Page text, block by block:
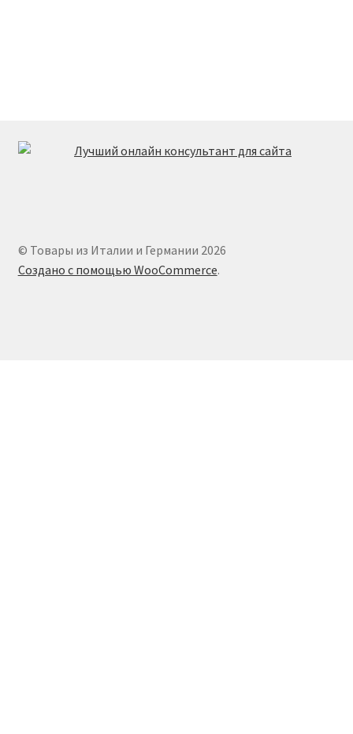
© Товары из Италии и Германии 2026
Создано с помощью WooCommerce.